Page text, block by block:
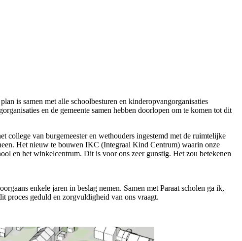
is samen met alle schoolbesturen en kinderopvangorganisaties
en de gemeente samen hebben doorlopen om te komen tot dit
van burgemeester en wethouders ingestemd met de ruimtelijke
Het nieuw te bouwen IKC (Integraal Kind Centrum) waarin onze
en het winkelcentrum. Dit is voor ons zeer gunstig. Het zou betekenen
enkele jaren in beslag nemen. Samen met Paraat scholen ga ik,
proces geduld en zorgvuldigheid van ons vraagt.